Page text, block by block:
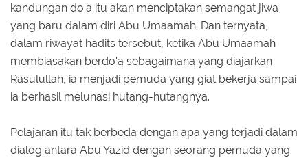
kandungan do'a itu akan menciptakan semangat jiwa
yang baru dalam diri Abu Umaamah. Dan ternyata,
dalam riwayat hadits tersebut, ketika Abu Umaamah
membiasakan berdo'a sebagaimana yang diajarkan
Rasulullah, ia menjadi pemuda yang giat bekerja sampai
ia berhasil melunasi hutang-hutangnya.
Pelajaran itu tak berbeda dengan apa yang terjadi dalam
dialog antara Abu Yazid dengan seorang pemuda yang